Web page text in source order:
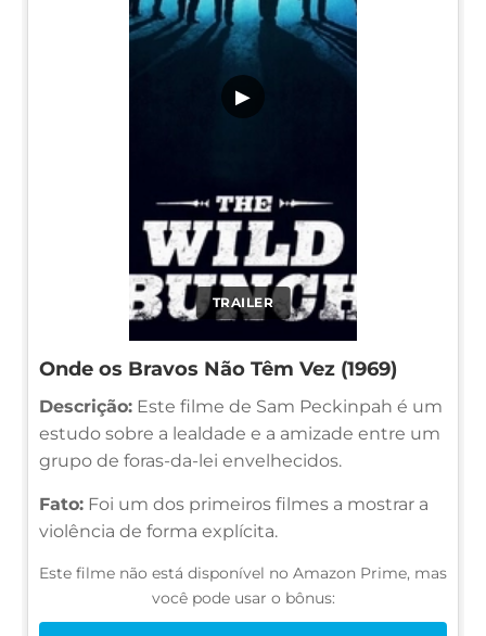
TRAILER
▶
Onde os Bravos Não Têm Vez (1969)
Descrição: Este filme de Sam Peckinpah é um
estudo sobre a lealdade e a amizade entre um
grupo de foras-da-lei envelhecidos.
Fato: Foi um dos primeiros filmes a mostrar a
violência de forma explícita.
Este filme não está disponível no Amazon Prime, mas
você pode usar o bônus: